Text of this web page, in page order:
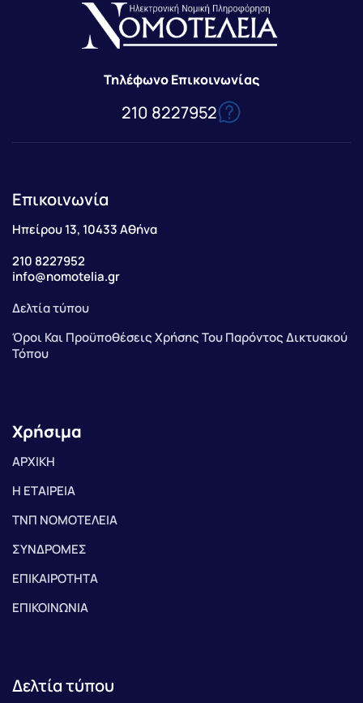
Τηλέφωνο Επικοινωνίας
210 8227952
Επικοινωνία
Ηπείρου 13, 10433 Αθήνα
210 8227952
info@nomotelia.gr
Δελτία τύπου
Όροι Και Προϋποθέσεις Χρήσης Του Παρόντος Δικτυακού
Τόπου
Χρήσιμα
ΑΡΧΙΚΗ
Η ΕΤΑΙΡΕΙΑ
ΤΝΠ ΝΟΜΟΤΕΛΕΙΑ
ΣΥΝΔΡΟΜΕΣ
ΕΠΙΚΑΙΡΟΤΗΤΑ
ΕΠΙΚΟΙΝΩΝΙΑ
Δελτία τύπου